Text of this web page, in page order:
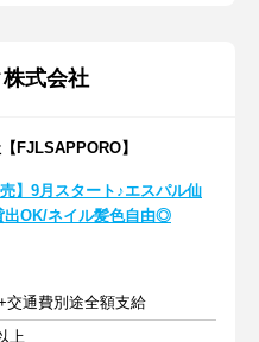
式会社
FJLSAPPORO】
売】9月スタート♪エスパル仙
出OK/ネイル髪色自由◎
交通費別途全額支給
上